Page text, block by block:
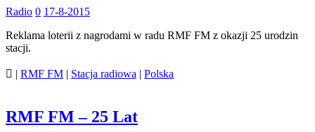
Radio 0 17-8-2015
Reklama loterii z nagrodami w radu RMF FM z okazji 25 urodzin
stacji.
 | RMF FM | Stacja radiowa | Polska
RMF FM – 25 Lat